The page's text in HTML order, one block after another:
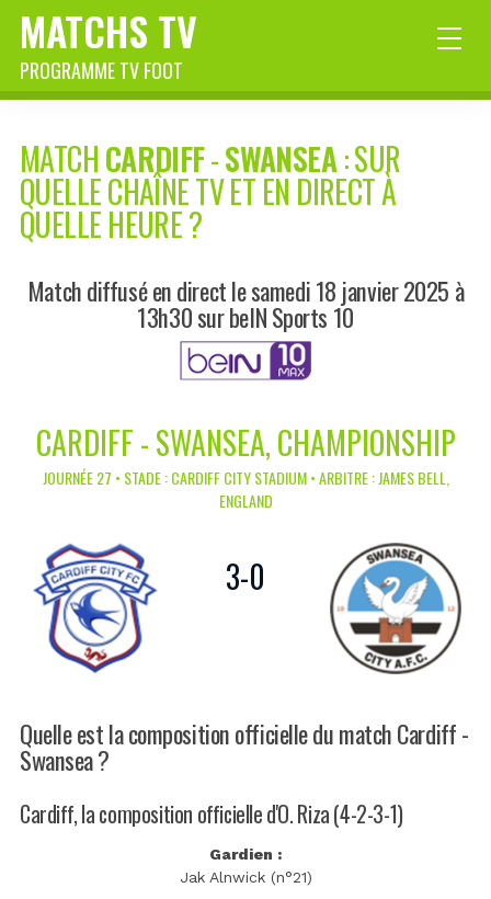
MATCHS TV
PROGRAMME TV FOOT
MATCHCARDIFF-SWANSEA: SUR
QUELLE CHAÎNE TV ET EN DIRECT À
QUELLE HEURE ?
Match diffusé en direct le samedi 18 janvier 2025 à
13h30 sur beIN Sports 10
CARDIFF - SWANSEA, CHAMPIONSHIP
JOURNÉE 27 • STADE : CARDIFF CITY STADIUM • ARBITRE : JAMES BELL,
ENGLAND
3-0
Quelle est la composition officielle du match Cardiff -
Swansea ?
Cardiff, la composition officielle d'O. Riza (4-2-3-1)
Gardien :
Jak Alnwick (n°21)